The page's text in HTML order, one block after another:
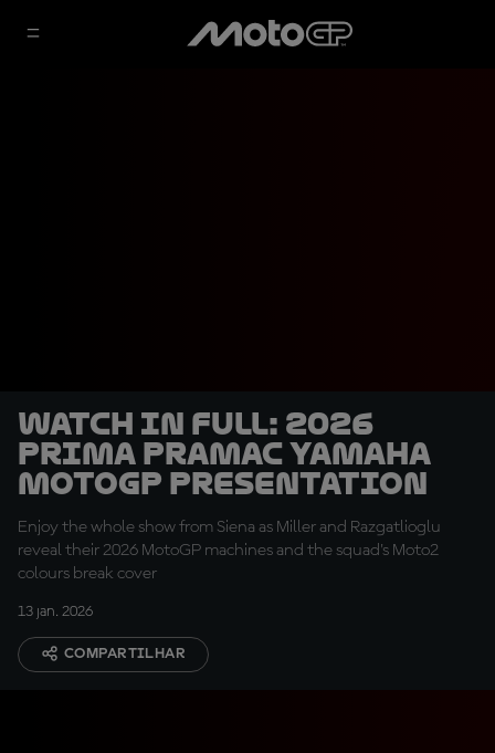
WATCH IN FULL: 2026
Prima Pramac Yamaha
MotoGP presentation
Enjoy the whole show from Siena as Miller and Razgatlioglu
reveal their 2026 MotoGP machines and the squad's Moto2
colours break cover
13 jan. 2026
COMPARTILHAR